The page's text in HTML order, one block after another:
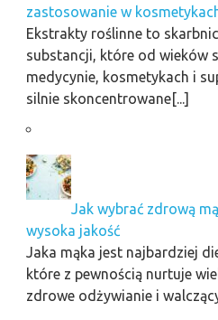
zastosowanie w
Ekstrakty roślinne to
substancji, które od wieków
medycynie, kosmetykach i
silnie skoncentrowane[...]
Jak wybrać zdrową
wysoka jakość
Jaka mąka jest najbardziej
które z pewnością nurtuje
zdrowe odżywianie i